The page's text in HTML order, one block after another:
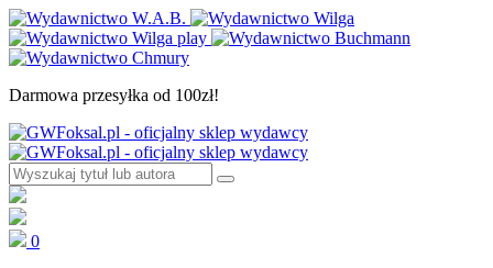
Darmowa przesyłka od 100zł!
0